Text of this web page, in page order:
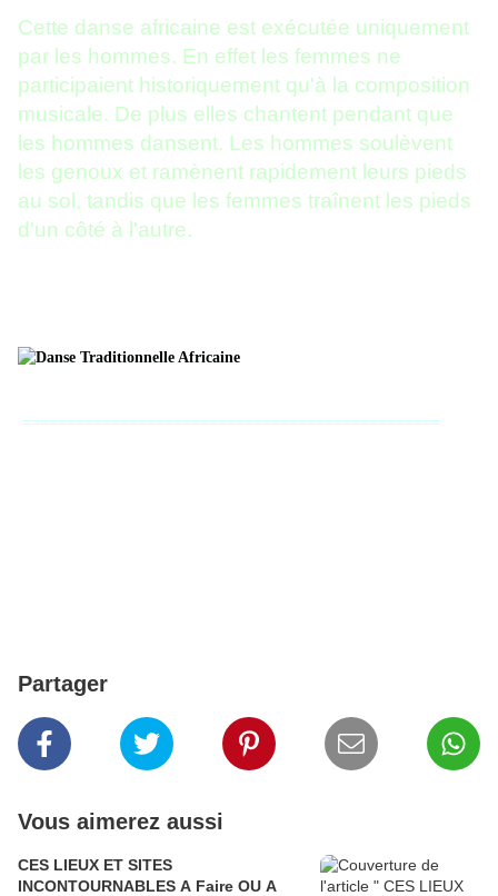
Cette danse africaine est exécutée uniquement
par les hommes. En effet les femmes ne
participaient historiquement qu'à la composition
musicale. De plus elles chantent pendant que
les hommes dansent. Les hommes soulèvent
les genoux et ramènent rapidement leurs pieds
au sol, tandis que les femmes traînent les pieds
d'un côté à l'autre.
===============================================
Partager
Vous aimerez aussi
CES LIEUX ET SITES
INCONTOURNABLES A Faire OU A